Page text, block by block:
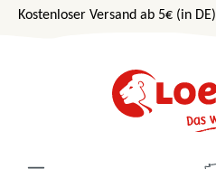
Zum Hauptinhalt springen
Kostenloser Versand ab 5€ (in DE)